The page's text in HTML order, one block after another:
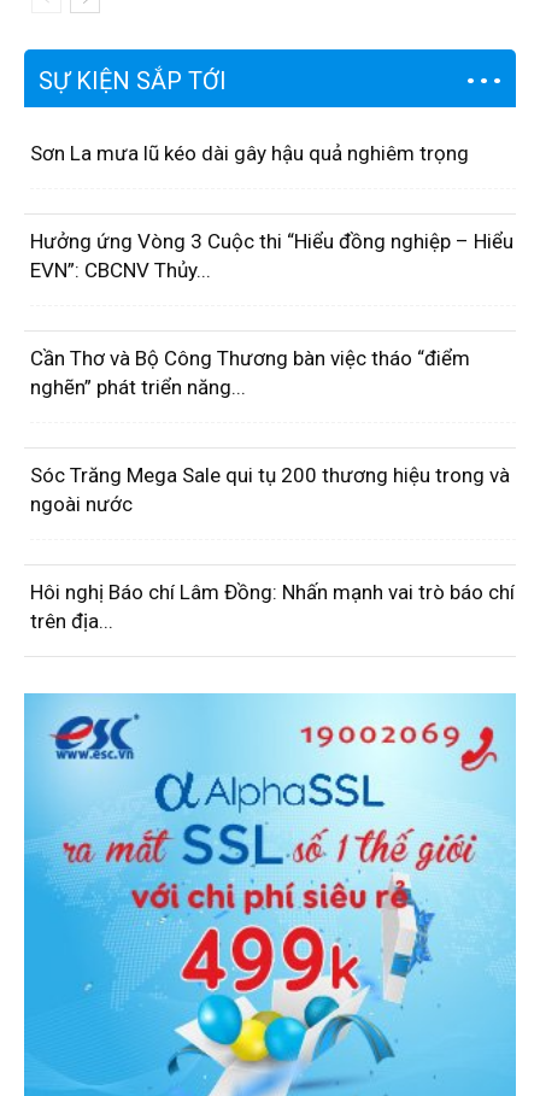
SỰ KIỆN SẮP TỚI
Sơn La mưa lũ kéo dài gây hậu quả nghiêm trọng
Hưởng ứng Vòng 3 Cuộc thi “Hiểu đồng nghiệp – Hiểu
EVN”: CBCNV Thủy...
Cần Thơ và Bộ Công Thương bàn việc tháo “điểm
nghẽn” phát triển năng...
Sóc Trăng Mega Sale qui tụ 200 thương hiệu trong và
ngoài nước
Hôi nghị Báo chí Lâm Đồng: Nhấn mạnh vai trò báo chí
trên địa...